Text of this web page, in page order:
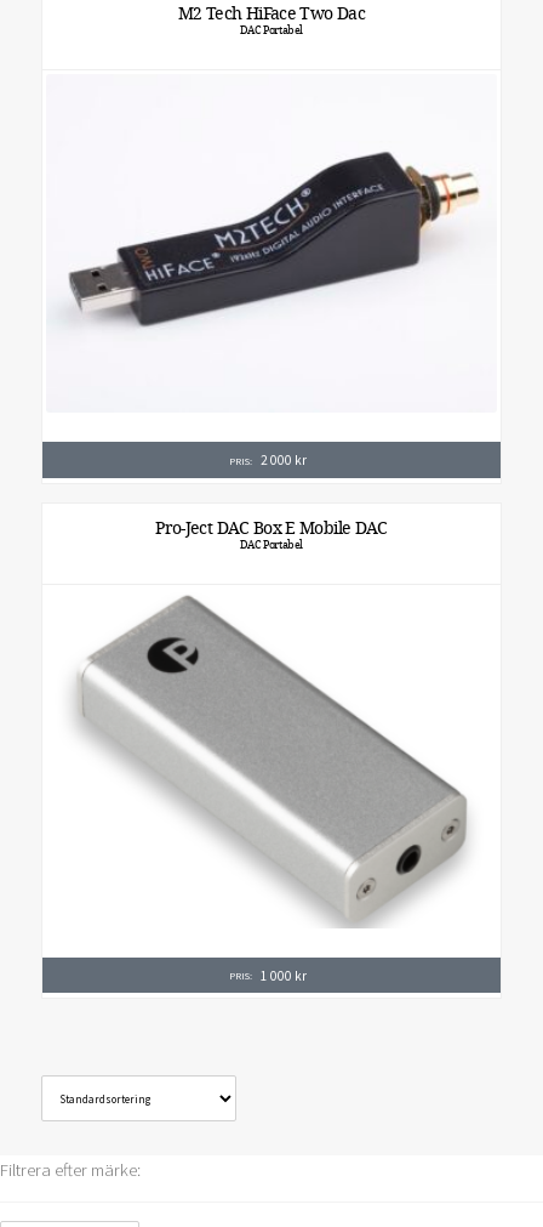
M2 Tech HiFace Two Dac
DAC Portabel
PRIS: 2 000 kr
Pro-Ject DAC Box E Mobile DAC
DAC Portabel
PRIS: 1 000 kr
Filtrera efter märke: